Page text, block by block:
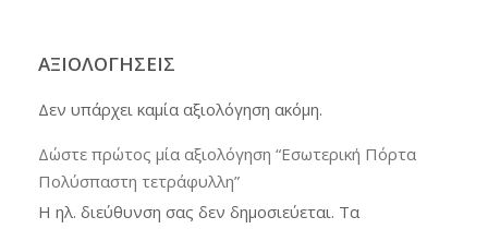
ΑΞΙΟΛΟΓΉΣΕΙΣ
Δεν υπάρχει καμία αξιολόγηση ακόμη.
Δώστε πρώτος μία αξιολόγηση “Εσωτερική Πόρτα
Πολύσπαστη τετράφυλλη”
Η ηλ. διεύθυνση σας δεν δημοσιεύεται. Τα